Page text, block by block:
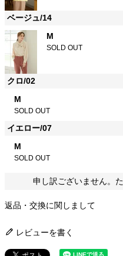
ベージュ/14
M
SOLD OUT
クロ/02
M
SOLD OUT
イエロー/07
M
SOLD OUT
申し訳ございません。
返品・交換に関しまして
レビューを書く